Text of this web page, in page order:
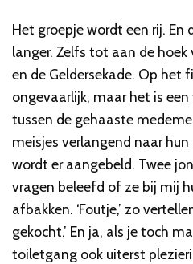
Het groepje wordt een rij. En
langer. Zelfs tot aan de
en de Geldersekade. Op het
ongevaarlijk, maar het is
tussen de gehaaste
meisjes verlangend naar
wordt er aangebeld. Twee
vragen beleefd of ze bij mij
afbakken. ‘Foutje,’ zo
gekocht.’ En ja, als je toch
toiletgang ook uiterst